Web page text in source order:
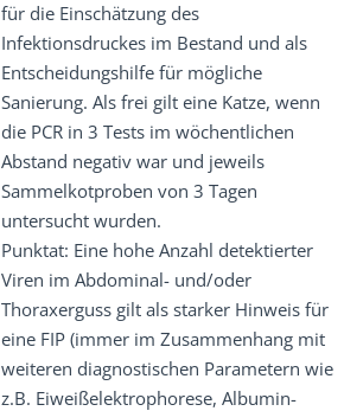
für die Einschätzung des
Infektionsdruckes im Bestand und als
Entscheidungshilfe für mögliche
Sanierung. Als frei gilt eine Katze, wenn
die PCR in 3 Tests im wöchentlichen
Abstand negativ war und jeweils
Sammelkotproben von 3 Tagen
untersucht wurden.
Punktat: Eine hohe Anzahl detektierter
Viren im Abdominal- und/oder
Thoraxerguss gilt als starker Hinweis für
eine FIP (immer im Zusammenhang mit
weiteren diagnostischen Parametern wie
z.B. Eiweißelektrophorese, Albumin-